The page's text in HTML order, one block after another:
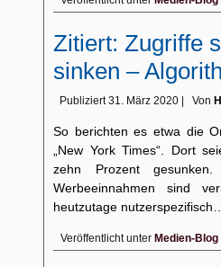
Zitiert: Zugriffe
sinken –
Publiziert 31. März 2020 Von
So berichten es etwa die
„New York Times“. Dort
zehn Prozent
Werbeeinnahmen sind
heutzutage nutzerspezifisch…
Veröffentlicht unter Medien-Blog